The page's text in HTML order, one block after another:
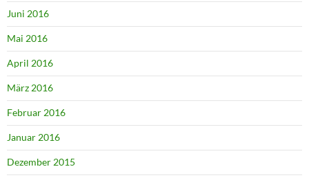
Juni 2016
Mai 2016
April 2016
März 2016
Februar 2016
Januar 2016
Dezember 2015